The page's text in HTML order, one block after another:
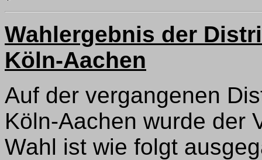
Wahlergebnis der
Köln-Aachen
Auf der vergangenen
Köln-Aachen wurde der
Wahl ist wie folgt